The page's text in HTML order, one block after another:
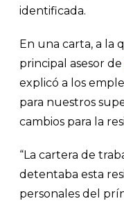
identificada.
En una carta, a la
principal asesor de
explicó a los
para nuestros
cambios para la
“La cartera de
detentaba esta
personales del